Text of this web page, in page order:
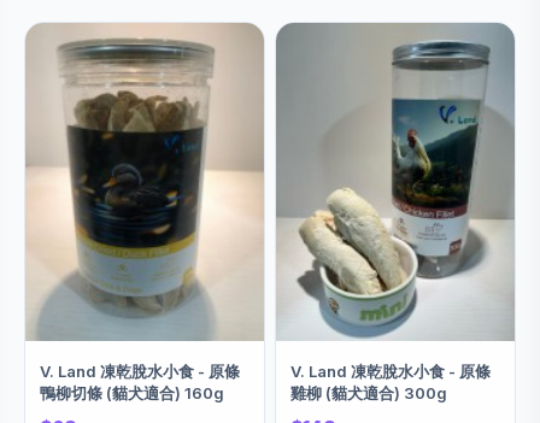
V. Land 凍乾脫水小食 - 原條
鴨柳切條 (貓犬適合) 160g
V. Land 凍乾脫水小食 - 原條
雞柳 (貓犬適合) 300g